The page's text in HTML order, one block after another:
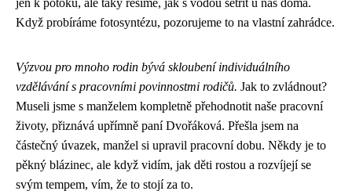
jen k potoku, ale taky řešíme, jak s vodou šetřit u nás doma.
Když probíráme fotosyntézu, pozorujeme to na vlastní zahrádce.
Výzvou pro mnoho rodin bývá skloubení individuálního
vzdělávání s pracovními povinnostmi rodičů. Jak to zvládnout?
Museli jsme s manželem kompletně přehodnotit naše pracovní
životy, přiznává upřímně paní Dvořáková. Přešla jsem na
částečný úvazek, manžel si upravil pracovní dobu. Někdy je to
pěkný blázinec, ale když vidím, jak děti rostou a rozvíjejí se
svým tempem, vím, že to stojí za to.